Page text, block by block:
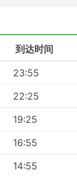
合理。
的标准大巴可
所、或停站如
到达时间
23:55
22:25
19:25
16:55
14:55